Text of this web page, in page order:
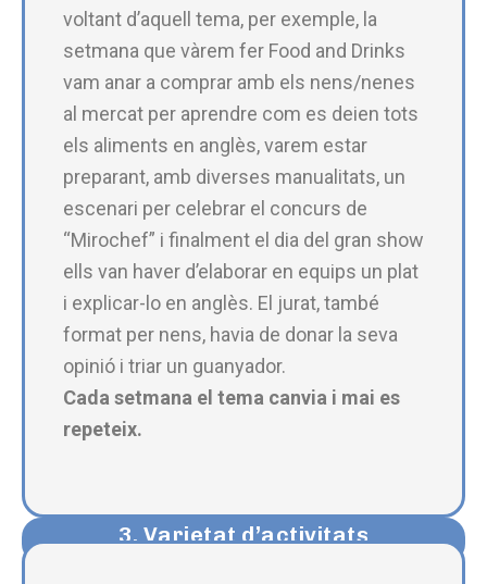
voltant d’aquell tema, per exemple, la
setmana que vàrem fer Food and Drinks
vam anar a comprar amb els nens/nenes
al mercat per aprendre com es deien tots
els aliments en anglès, varem estar
preparant, amb diverses manualitats, un
escenari per celebrar el concurs de
“Mirochef” i finalment el dia del gran show
ells van haver d’elaborar en equips un plat
i explicar-lo en anglès. El jurat, també
format per nens, havia de donar la seva
opinió i triar un guanyador.
Cada setmana el tema canvia i mai es
repeteix.
3. Varietat d’activitats​